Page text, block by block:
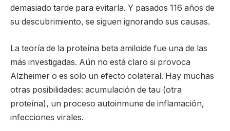
demasiado tarde para evitarla. Y pasados 116 años de
su descubrimiento, se siguen ignorando sus causas.
La teoría de la proteína beta amiloide fue una de las
más investigadas. Aún no está claro si provoca
Alzheimer o es solo un efecto colateral. Hay muchas
otras posibilidades: acumulación de tau (otra
proteína), un proceso autoinmune de inflamación,
infecciones virales.